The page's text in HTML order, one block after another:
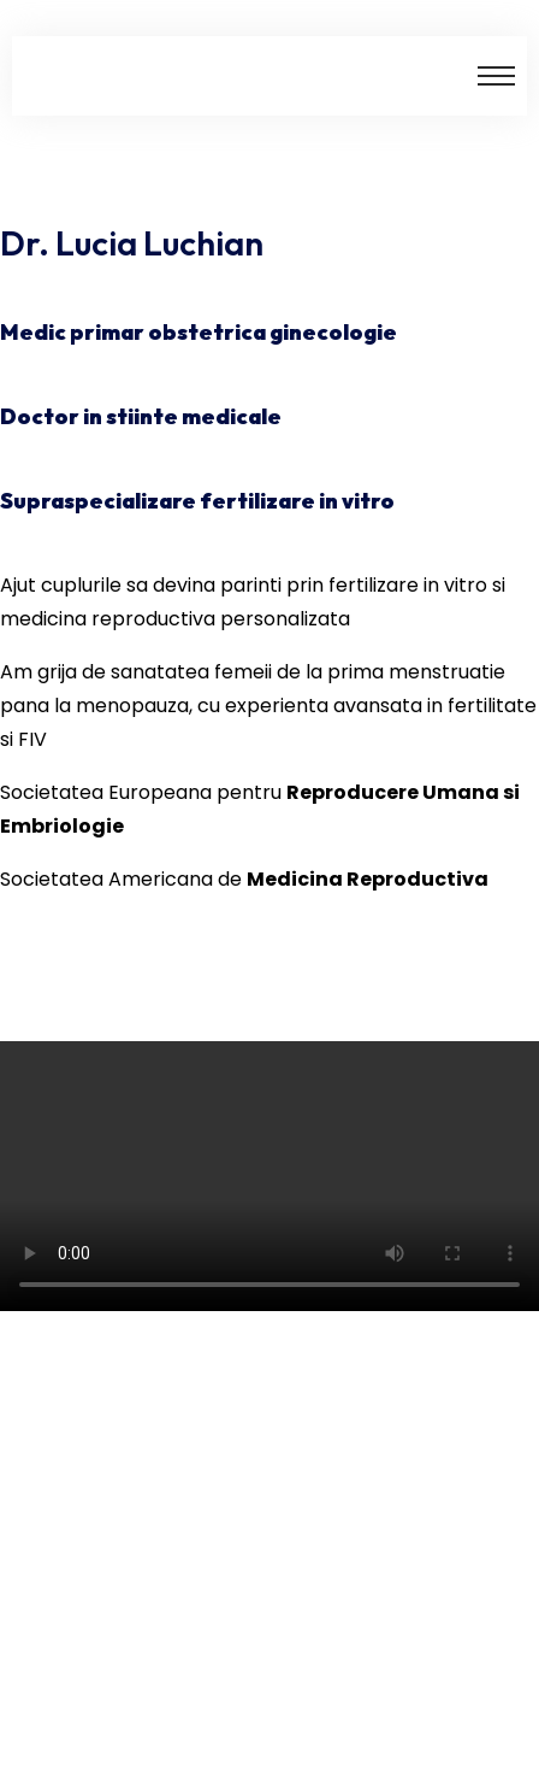
Dr. Lucia Luchian
Medic primar obstetrica ginecologie
Doctor in stiinte medicale
Supraspecializare fertilizare in vitro
Ajut cuplurile sa devina parinti prin fertilizare in vitro si
medicina reproductiva personalizata
Am grija de sanatatea femeii de la prima menstruatie
pana la menopauza, cu experienta avansata in fertilitate
si FIV
Societatea Europeana pentru Reproducere Umana si
Embriologie
Societatea Americana de Medicina Reproductiva